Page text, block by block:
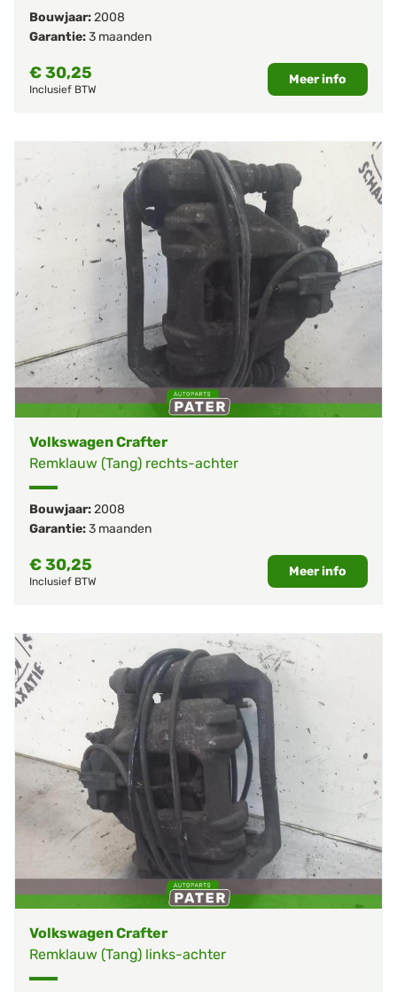
Bouwjaar:2008
Garantie:3 maanden
€30,25
Inclusief BTW
Meer info
Volkswagen Crafter
Remklauw (Tang) rechts-achter
Bouwjaar:2008
Garantie:3 maanden
€30,25
Inclusief BTW
Meer info
Volkswagen Crafter
Remklauw (Tang) links-achter